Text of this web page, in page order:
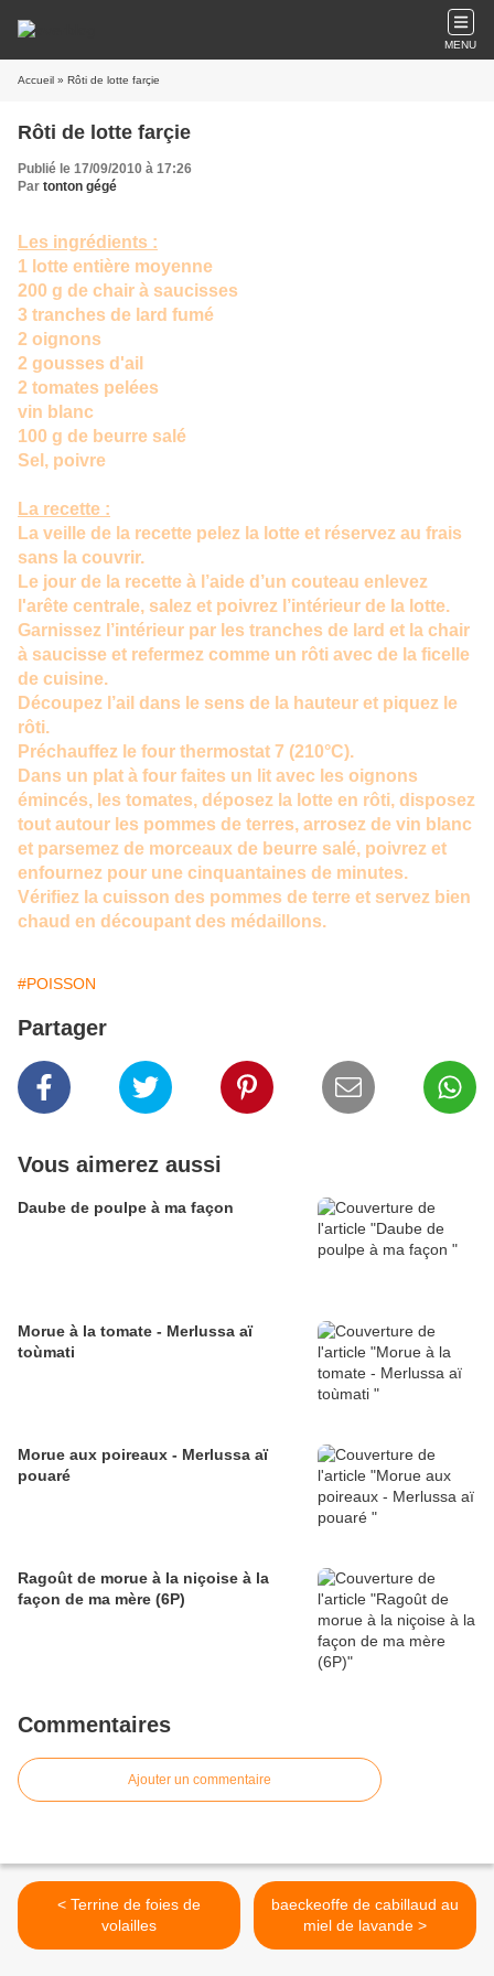
MENU
Accueil » Rôti de lotte farçie
Rôti de lotte farçie
Publié le 17/09/2010 à 17:26
Par tonton gégé
Les ingrédients :
1 lotte entière moyenne
200 g de chair à saucisses
3 tranches de lard fumé
2 oignons
2 gousses d'ail
2 tomates pelées
vin blanc
100 g de beurre salé
Sel, poivre
La recette :
La veille de la recette pelez la lotte et réservez au frais
sans la couvrir.
Le jour de la recette à l’aide d’un couteau enlevez
l'arête centrale, salez et poivrez l’intérieur de la lotte.
Garnissez l’intérieur par les tranches de lard et la chair
à saucisse et refermez comme un rôti avec de la ficelle
de cuisine.
Découpez l’ail dans le sens de la hauteur et piquez le
rôti.
Préchauffez le four thermostat 7 (210°C).
Dans un plat à four faites un lit avec les oignons
émincés, les tomates, déposez la lotte en rôti, disposez
tout autour les pommes de terres, arrosez de vin blanc
et parsemez de morceaux de beurre salé, poivrez et
enfournez pour une cinquantaines de minutes.
Vérifiez la cuisson des pommes de terre et servez bien
chaud en découpant des médaillons.
#POISSON
Partager
Vous aimerez aussi
Daube de poulpe à ma façon
Morue à la tomate - Merlussa aï
toùmati
Morue aux poireaux - Merlussa aï
pouaré
Ragoût de morue à la niçoise à la
façon de ma mère (6P)
Commentaires
Ajouter un commentaire
< Terrine de foies de
volailles
baeckeoffe de cabillaud au
miel de lavande >